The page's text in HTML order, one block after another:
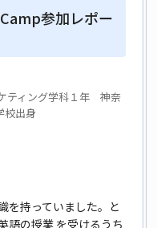
参加レポー
ティング学科１年 神奈
校出身
を持っていました。と
語の授業 を受けるうち